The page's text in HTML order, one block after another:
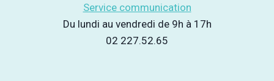
Service communication
Du lundi au vendredi de 9h à 17h
02 227.52.65